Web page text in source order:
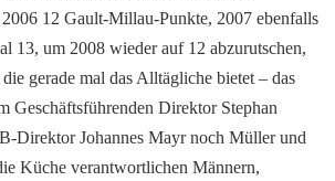
12 Gault-Millau-Punkte, 2007 ebenfalls
13, um 2008 wieder auf 12 abzurutschen,
gerade mal das Alltägliche bietet – das
Geschäftsführenden Direktor Stephan
Direktor Johannes Mayr noch Müller und
Küche verantwortlichen Männern,